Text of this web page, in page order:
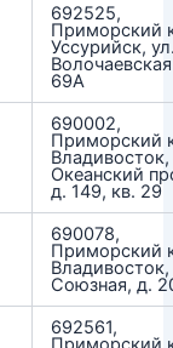
692525,
Приморский
Уссурийск,
69А
690002,
Приморский
Владивосток,
Океанский
д. 149, кв. 29
690078,
Приморский
Владивосток,
Союзная, д.
692561,